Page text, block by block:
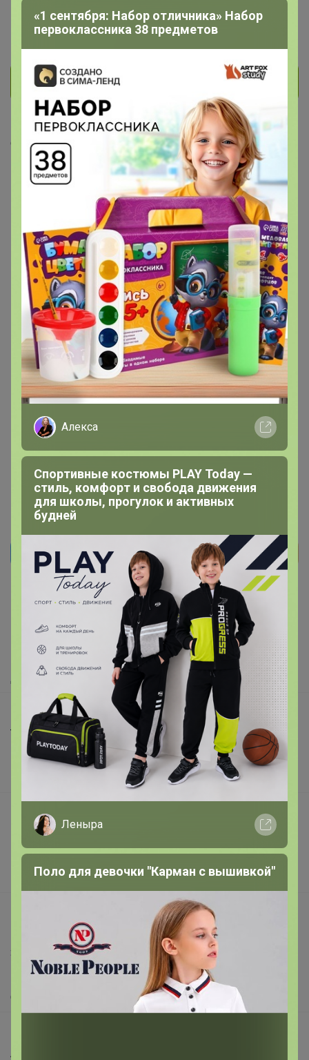
Красноярск
В клубе с 24 октября 2012 г.
Личное сообщение
Скопировать ссылку
21
Номинировать на медаль
12 2 1
1 1 1
1 1
Друзья в клубе
Реклама
Как здесь все устроено?
Как сделать заказ?
Как получить?
Доставка
Шоурумы
Торговые марки
Наша команда
Подарочные сертификаты
Реклама на сайте
Поставщикам
Вакансии
Написать в поддержку
Защита покупателя
Помощь
О нас
Анонсы
«1 сентября: Набор отличника» Набор
первоклассника 38 предметов
Алекса
Спортивные костюмы PLAY Today —
стиль, комфорт и свобода движения
для школы, прогулок и активных
будней
Леныра
Поло для девочки "Карман с вышивкой"